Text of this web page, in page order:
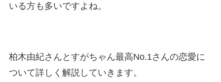
いる方も多いですよね。
柏木由紀さんとすがちゃん最高No.1さんの恋愛に
ついて詳しく解説していきます。